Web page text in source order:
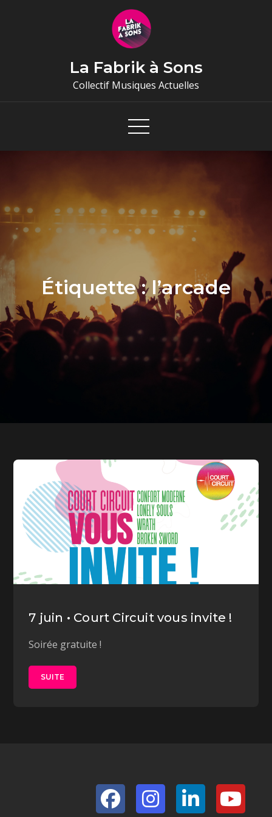
La Fabrik à Sons
Collectif Musiques Actuelles
Étiquette :l’arcade
7 juin • Court Circuit vous invite !
Soirée gratuite !
SUITE